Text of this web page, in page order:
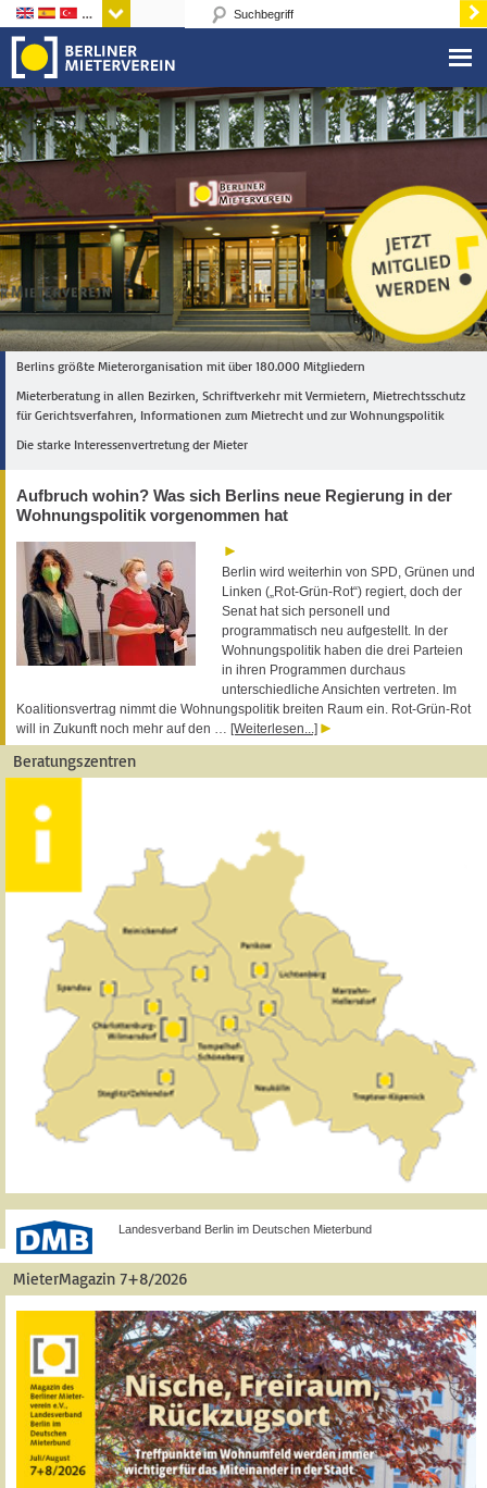
Sprachen
Berlins größte Mieterorganisation mit über 180.000 Mitgliedern
Mieterberatung in allen Bezirken, Schriftverkehr mit Vermietern, Mietrechtsschutz
für Gerichtsverfahren, Informationen zum Mietrecht und zur Wohnungspolitik
Die starke Interessenvertretung der Mieter
Aufbruch wohin? Was sich Berlins neue Regierung in der
Wohnungspolitik vorgenommen hat
Berlin wird weiterhin von SPD, Grünen und
Linken („Rot-Grün-Rot“) regiert, doch der
Senat hat sich personell und
programmatisch neu aufgestellt. In der
Wohnungspolitik haben die drei Parteien
in ihren Programmen durchaus
unterschiedliche Ansichten vertreten. Im
Koalitionsvertrag nimmt die Wohnungspolitik breiten Raum ein. Rot-Grün-Rot
will in Zukunft noch mehr auf den … [Weiterlesen...]
Beratungszentren
Landesverband Berlin im Deutschen Mieterbund
MieterMagazin 7+8/2026